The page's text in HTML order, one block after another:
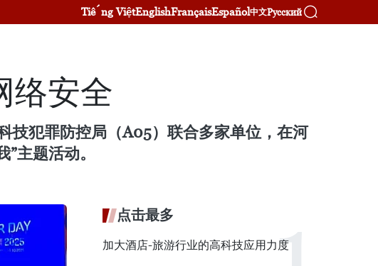
Tiếng ViệtEnglishFrançaisEspañol中文Русский
络安全
技犯罪防控局（A05）联合多家单位，在河
主题活动。
点击最多
加大酒店-旅游行业的高科技应用力度